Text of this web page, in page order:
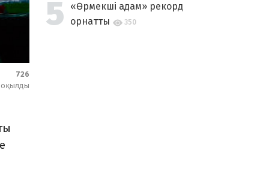
726
оқылды
«Өрмекші адам» рекорд
орнатты
350